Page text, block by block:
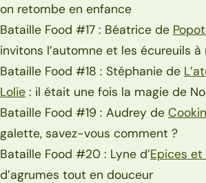
on retombe en enfance
Bataille Food #17 : Béatrice de
invitons l’automne et les écureuils
Bataille Food #18 : Stéphanie de
Lolie : il était une fois la magie de
Bataille Food #19 : Audrey de
galette, savez-vous comment ?
Bataille Food #20 : Lyne d’Epices et
d’agrumes tout en douceur